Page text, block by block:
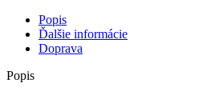
Popis
Ďalšie informácie
Doprava
Popis